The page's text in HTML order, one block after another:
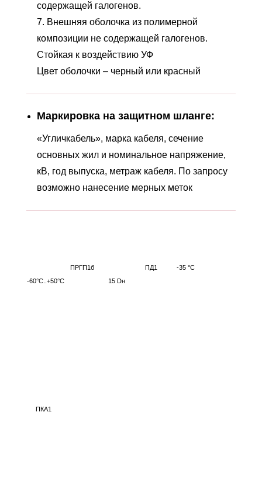
содержащей галогенов.
7. Внешняя оболочка из полимерной
композиции не содержащей галогенов.
Стойкая к воздействию УФ
Цвет оболочки – черный или красный
Маркировка на защитном шланге:
«Угличкабель», марка кабеля, сечение
основных жил и номинальное напряжение,
кВ, год выпуска, метраж кабеля. По запросу
возможно нанесение мерных меток
-60°С..+50°С
ПРГП1б
15 Dн
ПД1 -35 °С
ПКА1